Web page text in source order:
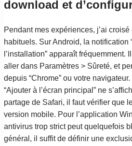
download et
Pendant mes expériences, j’ai
habituels. Sur Android, la notification
l’installation” apparaît fréquemment.
aller dans Paramètres > Sûreté, et
depuis “Chrome” ou votre
“Ajouter à l’écran principal” ne
partage de Safari, il faut vérifier que
version mobile. Pour l’application
antivirus trop strict peut quelquefois
général, il suffit de définir une